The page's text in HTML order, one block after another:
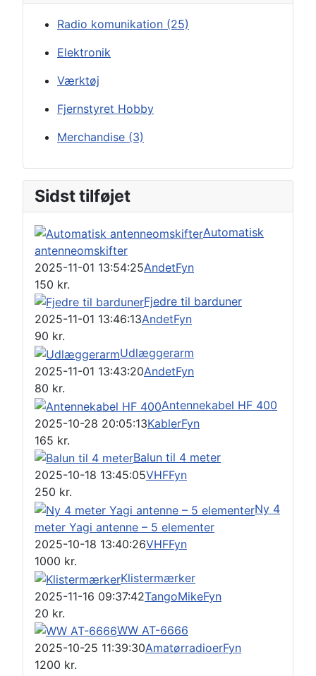
Radio komunikation (25)
Elektronik
Værktøj
Fjernstyret Hobby
Merchandise (3)
Sidst tilføjet
Automatisk
antenneomskifter
2025-11-01 13:54:25AndetFyn
150 kr.
Fjedre til barduner
2025-11-01 13:46:13AndetFyn
90 kr.
Udlæggerarm
2025-11-01 13:43:20AndetFyn
80 kr.
Antennekabel HF 400
2025-10-28 20:05:13KablerFyn
165 kr.
Balun til 4 meter
2025-10-18 13:45:05VHFFyn
250 kr.
Ny 4
meter Yagi antenne – 5 elementer
2025-10-18 13:40:26VHFFyn
1000 kr.
Klistermærker
2025-11-16 09:37:42TangoMikeFyn
20 kr.
WW AT-6666
2025-10-25 11:39:30AmatørradioerFyn
1200 kr.